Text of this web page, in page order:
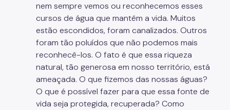
Licenciamento Ambiental
Licenciamento Ambiental Industrial
Licenciamento Ambiental Não-Industrial
Heliponto
Áreas Contaminadas
nem sempre vemos ou reconhecemos esses
cursos de água que mantêm a vida. Muitos
estão escondidos, foram canalizados. Outros
foram tão poluídos que não podemos mais
reconhecê-los. O fato é que essa riqueza
natural, tão generosa em nosso território, está
ameaçada. O que fizemos das nossas águas?
O que é possível fazer para que essa fonte de
vida seja protegida, recuperada? Como